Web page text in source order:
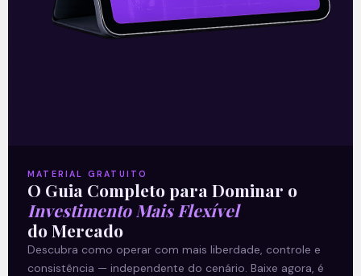
| Crypto 101
já vêm se consolidando entre o investidor
interessado no assunto.
Mas será que vale a pena, mesmo,
investir nesses ETFs?
Descubra neste conteúdo do Crypto 101:
MATERIAL GRATUITO
O Guia Completo para Dominar o
Investimento Mais Flexível
do Mercado
Descubra como operar com mais liberdade, controle e
consistência — independente do cenário. Baixe agora, é